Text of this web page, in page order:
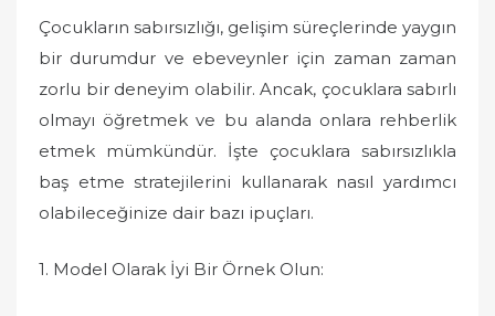
Çocukların sabırsızlığı, gelişim süreçlerinde yaygın
bir durumdur ve ebeveynler için zaman zaman
zorlu bir deneyim olabilir. Ancak, çocuklara sabırlı
olmayı öğretmek ve bu alanda onlara rehberlik
etmek mümkündür. İşte çocuklara sabırsızlıkla
baş etme stratejilerini kullanarak nasıl yardımcı
olabileceğinize dair bazı ipuçları.
1. Model Olarak İyi Bir Örnek Olun: